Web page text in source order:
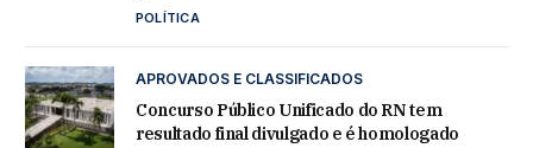
POLÍTICA
APROVADOS E CLASSIFICADOS
Concurso Público Unificado do RN tem
resultado final divulgado e é homologado